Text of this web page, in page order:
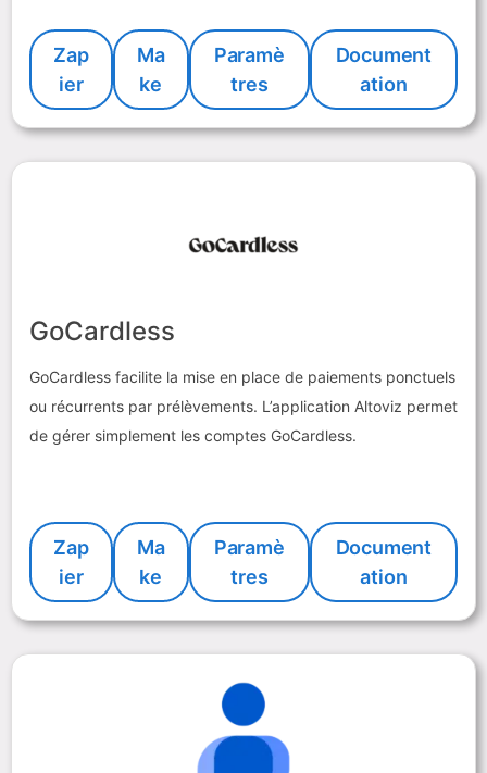
Zap
ier
Ma
ke
Paramè
tres
Document
ation
GoCardless
GoCardless facilite la mise en place de paiements ponctuels
ou récurrents par prélèvements. L’application Altoviz permet
de gérer simplement les comptes GoCardless.
Zap
ier
Ma
ke
Paramè
tres
Document
ation